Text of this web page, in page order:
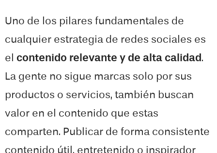
Uno de los pilares fundamentales de
cualquier estrategia de redes sociales es
el contenido relevante y de alta calidad .
La gente no sigue marcas solo por sus
productos o servicios, también buscan
valor en el contenido que estas
comparten. Publicar de forma consistente
contenido útil, entretenido o inspirador